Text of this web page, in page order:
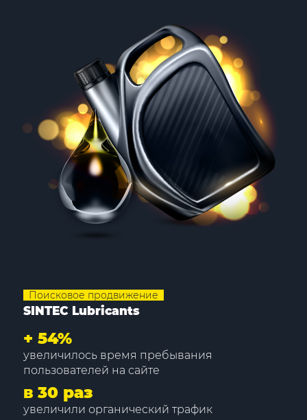
Поисковое продвижение
SINTEC Lubricants
+ 54%
увеличилось время пребывания
пользователей на сайте
в 30 раз
увеличили органический трафик